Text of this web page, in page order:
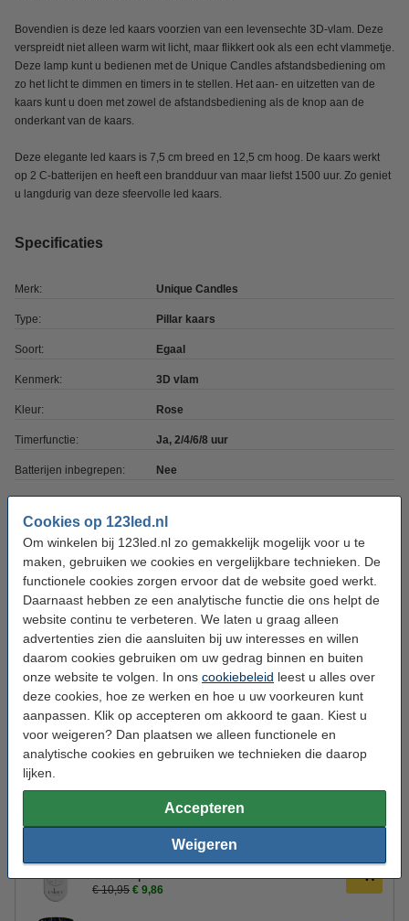
Cookies op 123led.nl
Om winkelen bij 123led.nl zo gemakkelijk mogelijk voor u te
maken, gebruiken we cookies en vergelijkbare technieken. De
functionele cookies zorgen ervoor dat de website goed werkt.
Daarnaast hebben ze een analytische functie die ons helpt de
website continu te verbeteren. We laten u graag alleen
advertenties zien die aansluiten bij uw interesses en willen
daarom cookies gebruiken om uw gedrag binnen en buiten
onze website te volgen. In ons cookiebeleid leest u alles over
deze cookies, hoe ze werken en hoe u uw voorkeuren kunt
aanpassen. Klik op accepteren om akkoord te gaan. Kiest u
voor weigeren? Dan plaatsen we alleen functionele en
analytische cookies en gebruiken we technieken die daarop
lijken.
Accepteren
Weigeren
Bovendien is deze led kaars voorzien van een levensechte 3D-vlam. Deze
verspreidt niet alleen warm wit licht, maar flikkert ook als een echt vlammetje.
Deze lamp kunt u bedienen met de Unique Candles afstandsbediening om
zo het licht te dimmen en timers in te stellen. Het aan- en uitzetten van de
kaars kunt u doen met zowel de afstandsbediening als de knop aan de
onderkant van de kaars.
Deze elegante led kaars is 7,5 cm breed en 12,5 cm hoog. De kaars werkt
op 2 C-batterijen en heeft een brandduur van maar liefst 1500 uur. Zo geniet
u langdurig van deze sfeervolle led kaars.
Specificaties
Merk: Unique Candles
Type: Pillar kaars
Soort: Egaal
Kenmerk: 3D vlam
Kleur: Rose
Timerfunctie: Ja, 2/4/6/8 uur
Batterijen inbegrepen: Nee
Batterijtype: 2x C
Afmetingen: 7,5 mm x 12,5 cm (bxh)
Diameter: Ø 7,5 cm
IP20
Gebruik: Binnen
Branduren: 1.500 uur
Aantal lampjes: 1
Oud voor nieuw: uw oude apparaat
Bestel mee:
Afstandsbediening voor Unique Candles led
kaarsen | Zwart
€ 10,95 € 8,76
Afstandsbediening voor Unique Candles led
kaarsen | Wit
€ 10,95 € 9,86